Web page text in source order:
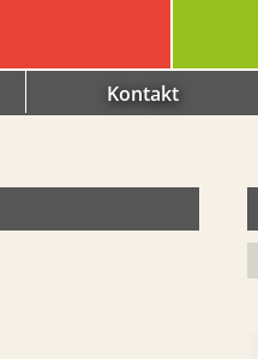
Kontakt